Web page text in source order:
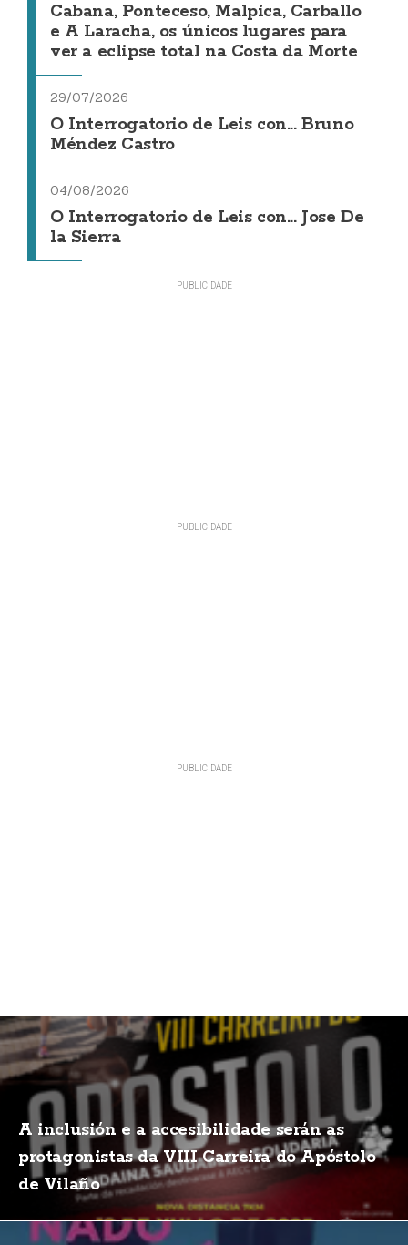
Cabana, Ponteceso, Malpica, Carballo
e A Laracha, os únicos lugares para
ver a eclipse total na Costa da Morte
29/07/2026
O Interrogatorio de Leis con... Bruno
Méndez Castro
04/08/2026
O Interrogatorio de Leis con... Jose De
la Sierra
A inclusión e a accesibilidade serán as
protagonistas da VIII Carreira do Apóstolo
de Vilaño